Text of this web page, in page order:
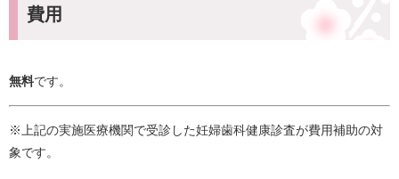
費用
無料です。
※上記の実施医療機関で受診した妊婦歯科健康診査が費用補助の対
象です。